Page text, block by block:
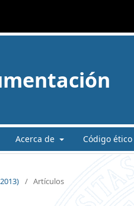
Acerca de Código ético
/ Artículos